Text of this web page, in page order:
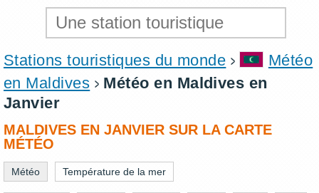
Stations touristiques du monde
Météo
en Maldives
Météo en Maldives en
Janvier
MALDIVES EN JANVIER SUR LA CARTE
MÉTÉO
Météo Température de la mer